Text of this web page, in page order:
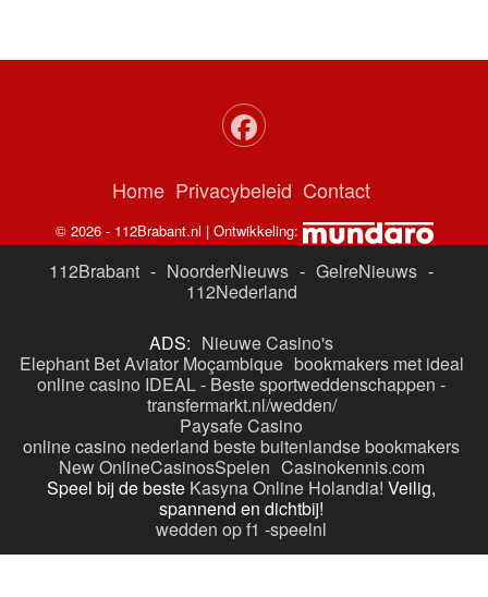
Home Privacybeleid Contact
© 2026 - 112Brabant.nl | Ontwikkeling:
112Brabant - NoorderNieuws - GelreNieuws -
112Nederland
ADS: Nieuwe Casino's
Elephant Bet Aviator Moçambique bookmakers met ideal
online casino IDEAL- Beste sportweddenschappen -
transfermarkt.nl/wedden/
Paysafe Casino
online casino nederland beste buitenlandse bookmakers
New OnlineCasinosSpelen Casinokennis.com
Speel bij de beste Kasyna Online Holandia! Veilig,
spannend en dichtbij!
wedden op f1 -speelnl